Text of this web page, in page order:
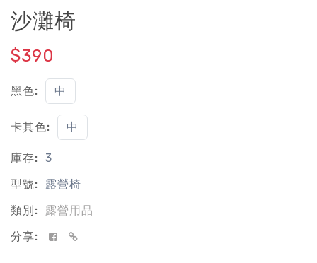
沙灘椅
$390
黑色: 中
卡其色: 中
庫存:
3
型號:
露營椅
類別:
露營用品
分享: